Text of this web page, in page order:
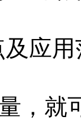
应用
，就